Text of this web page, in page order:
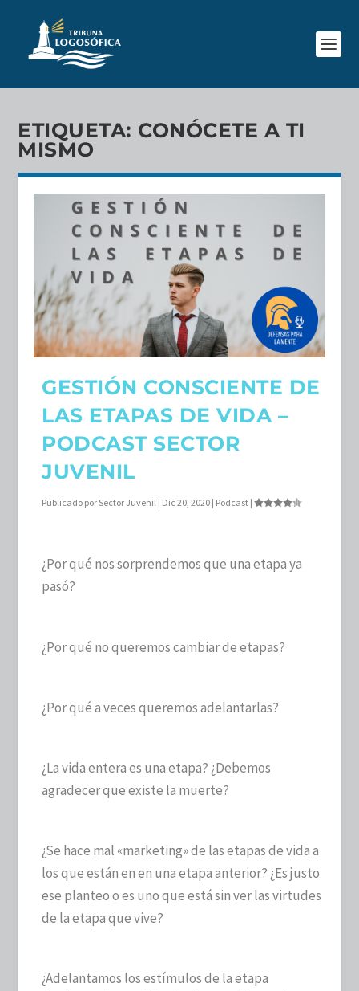
ETIQUETA: CONÓCETE A TI
MISMO
GESTIÓN CONSCIENTE DE
LAS ETAPAS DE VIDA –
PODCAST SECTOR
JUVENIL
Publicado por Sector Juvenil | Dic 20, 2020 | Podcast |
¿Por qué nos sorprendemos que una etapa ya
pasó?
¿Por qué no queremos cambiar de etapas?
¿Por qué a veces queremos adelantarlas?
¿La vida entera es una etapa? ¿Debemos
agradecer que existe la muerte?
¿Se hace mal «marketing» de las etapas de vida a
los que están en en una etapa anterior? ¿Es justo
ese planteo o es uno que está sin ver las virtudes
de la etapa que vive?
¿Adelantamos los estímulos de la etapa